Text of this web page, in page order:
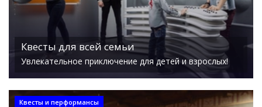
Квесты для всей семьи
Увлекательное приключение для детей и взрослых!
Квесты и перформансы